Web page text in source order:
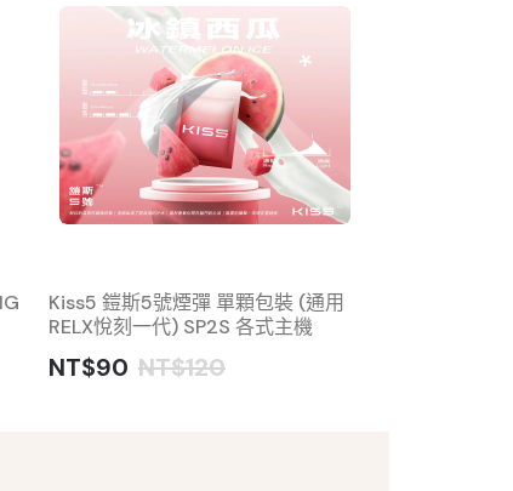
Kiss5 鎧斯5號煙彈 單顆包裝 (通用
RELX悅刻一代) SP2S 各式主機
NT$90 NT$120